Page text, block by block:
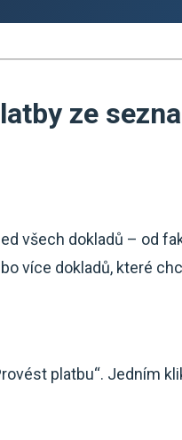
ze
všech dokladů – od
více dokladů, které
platbu“. Jedním